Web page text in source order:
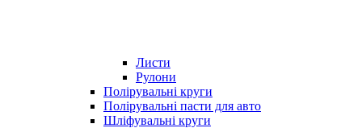
Листи
Рулони
Полірувальні круги
Полірувальні пасти для авто
Шліфувальні круги